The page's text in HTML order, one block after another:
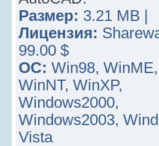
Размер: 3.21 MB |
Лицензия:
99.00 $
ОС: Win98, WinME,
WinNT, WinXP,
Windows2000,
Windows2003,
Vista